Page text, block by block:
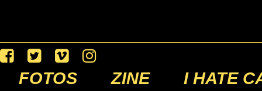
FOTOS ZINE I HATE